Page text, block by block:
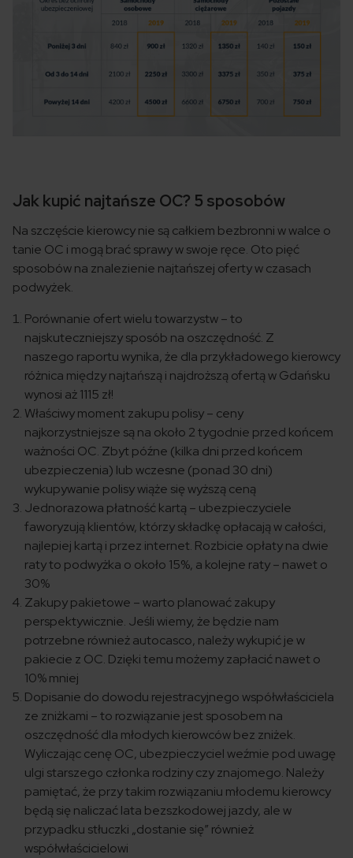
Jak kupić najtańsze OC? 5 sposobów
Na szczęście kierowcy nie są całkiem bezbronni w walce o
tanie OC i mogą brać sprawy w swoje ręce. Oto pięć
sposobów na znalezienie najtańszej oferty w czasach
podwyżek.
Porównanie ofert wielu towarzystw – to
najskuteczniejszy sposób na oszczędność. Z
naszego raportu wynika, że dla przykładowego kierowcy
różnica między najtańszą i najdroższą ofertą w Gdańsku
wynosi aż 1115 zł!
Właściwy moment zakupu polisy – ceny
najkorzystniejsze są na około 2 tygodnie przed końcem
ważności OC. Zbyt późne (kilka dni przed końcem
ubezpieczenia) lub wczesne (ponad 30 dni)
wykupywanie polisy wiąże się wyższą ceną
Jednorazowa płatność kartą – ubezpieczyciele
faworyzują klientów, którzy składkę opłacają w całości,
najlepiej kartą i przez internet. Rozbicie opłaty na dwie
raty to podwyżka o około 15%, a kolejne raty – nawet o
30%
Zakupy pakietowe – warto planować zakupy
perspektywicznie. Jeśli wiemy, że będzie nam
potrzebne również autocasco, należy wykupić je w
pakiecie z OC. Dzięki temu możemy zapłacić nawet o
10% mniej
Dopisanie do dowodu rejestracyjnego współwłaściciela
ze zniżkami – to rozwiązanie jest sposobem na
oszczędność dla młodych kierowców bez zniżek.
Wyliczając cenę OC, ubezpieczyciel weźmie pod uwagę
ulgi starszego członka rodziny czy znajomego. Należy
pamiętać, że przy takim rozwiązaniu młodemu kierowcy
będą się naliczać lata bezszkodowej jazdy, ale w
przypadku stłuczki „dostanie się” również
współwłaścicielowi